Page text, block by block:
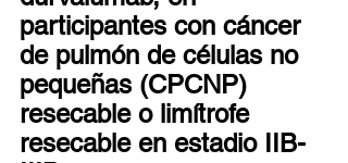
participantes con cáncer
de pulmón de células no
pequeñas (CPCNP)
resecable o limítrofe
resecable en estadio IIB-